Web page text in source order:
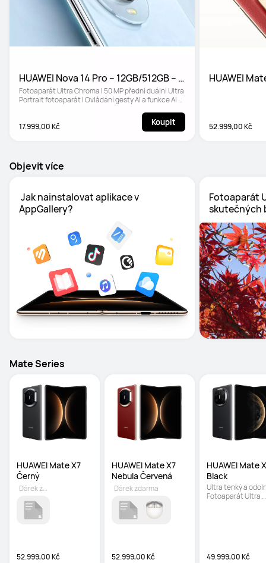
HUAWEI Nova 14 Pro – 12GB/512GB –
Modrý
Fotoaparát Ultra Chroma | 50 MP přední duální Ultra
Portrait fotoaparát | Ovládání gesty AI a funkce AI
17.999,00 Kč
Koupit
HUAWEI
52.999,00 Kč
Objevit více
Jak nainstalovat aplikace v
AppGallery?
Fotoaparát
skutečných
Mate Series
HUAWEI Mate X7
Černý
52.999,00 Kč
Dárek zdarma
HUAWEI Mate X7
Nebula Červená
52.999,00 Kč
Dárek zdarma
HUAWEI Mate
Black
Ultra tenký a
Fotoaparát Ultra
49.999,00 Kč